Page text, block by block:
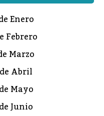
Enero
Febrero
Marzo
Abril
Mayo
Junio